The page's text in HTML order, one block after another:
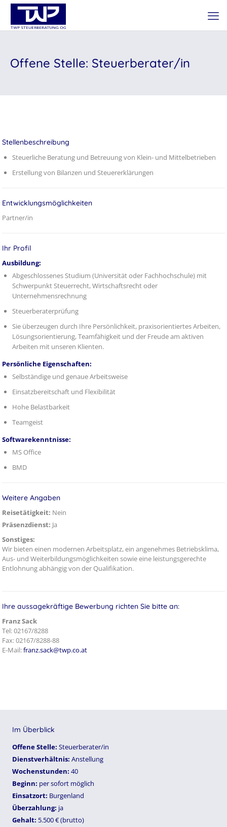
Offene Stelle: Steuerberater/in
Stellenbeschreibung
Steuerliche Beratung und Betreuung von Klein- und Mittelbetrieben
Erstellung von Bilanzen und Steuererklärungen
Entwicklungsmöglichkeiten
Partner/in
Ihr Profil
Ausbildung:
Abgeschlossenes Studium (Universität oder Fachhochschule) mit
Schwerpunkt Steuerrecht, Wirtschaftsrecht oder
Unternehmensrechnung
Steuerberaterprüfung
Sie überzeugen durch Ihre Persönlichkeit, praxisorientiertes Arbeiten,
Lösungsorientierung, Teamfähigkeit und der Freude am aktiven
Arbeiten mit unseren Klienten.
Persönliche Eigenschaften:
Selbständige und genaue Arbeitsweise
Einsatzbereitschaft und Flexibilität
Hohe Belastbarkeit
Teamgeist
Softwarekenntnisse:
MS Office
BMD
Weitere Angaben
Reisetätigkeit: Nein
Präsenzdienst: Ja
Sonstiges:
Wir bieten einen modernen Arbeitsplatz, ein angenehmes Betriebsklima,
Aus- und Weiterbildungsmöglichkeiten sowie eine leistungsgerechte
Entlohnung abhängig von der Qualifikation.
Ihre aussagekräftige Bewerbung richten Sie bitte an:
Franz Sack
Tel: 02167/8288
Fax: 02167/8288-88
E-Mail:franz.sack@twp.co.at
Im Überblick
Offene Stelle: Steuerberater/in
Dienstverhältnis: Anstellung
Wochenstunden: 40
Beginn: per sofort möglich
Einsatzort: Burgenland
Überzahlung: ja
Gehalt: 5.500 € (brutto)